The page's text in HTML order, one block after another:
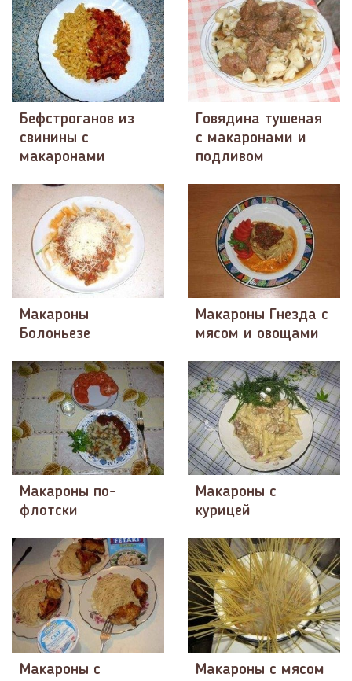
Бефстроганов из
свинины с
макаронами
Говядина тушеная
с макаронами и
подливом
Макароны
Болоньезе
Макароны Гнезда с
мясом и овощами
Макароны по-
флотски
Макароны с
курицей
Макароны с
Макароны с мясом